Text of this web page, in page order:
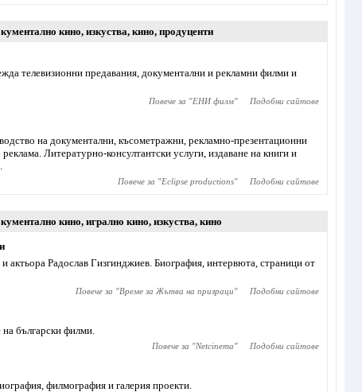
кино, изкуства, кино, продуценти
телевизионни предавания, документални и рекламни филми и
Повече за "ЕНИ филм" Подобни сайтове
на документални, късометражни, рекламно-презентационни
Литературно-консултантски услуги, издаване на книги и
Повече за "Eclipse productions" Подобни сайтове
кино, игрално кино, изкуства, кино
актьора Радослав Гизгинджиев‎. Биография, интервюта, страници от
Повече за "Време за Жътва на призраци" Подобни сайтове
на български филми.
Повече за "Netcinema" Подобни сайтове
филмография и галерия проекти.